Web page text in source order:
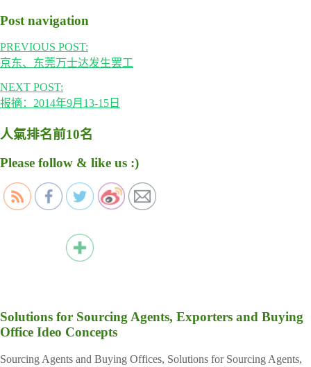
Post navigation
PREVIOUS POST:
京东、东莞万士达发生罢工
NEXT POST:
报摘：2014年9月13-15日
人氣排名前10名
Please follow & like us :)
Solutions for Sourcing Agents, Exporters and Buying
Office Ideo Concepts
Sourcing Agents and Buying Offices, Solutions for Sourcing Agents,